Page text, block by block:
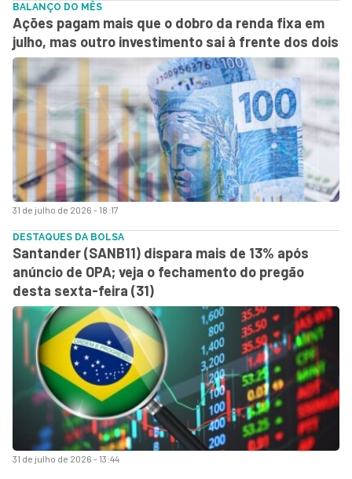
31 de julho de 2026 - 18:17
BALANÇO DO MÊS
Ações pagam mais que o dobro da renda fixa em
julho, mas outro investimento sai à frente dos dois
31 de julho de 2026 - 13:44
DESTAQUES DA BOLSA
Santander (SANB11) dispara mais de 13% após
anúncio de OPA; veja o fechamento do pregão
desta sexta-feira (31)